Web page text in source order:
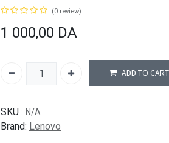
(0 review)
1 000,00 DA
ADD TO CART
SKU : N/A
Brand: Lenovo